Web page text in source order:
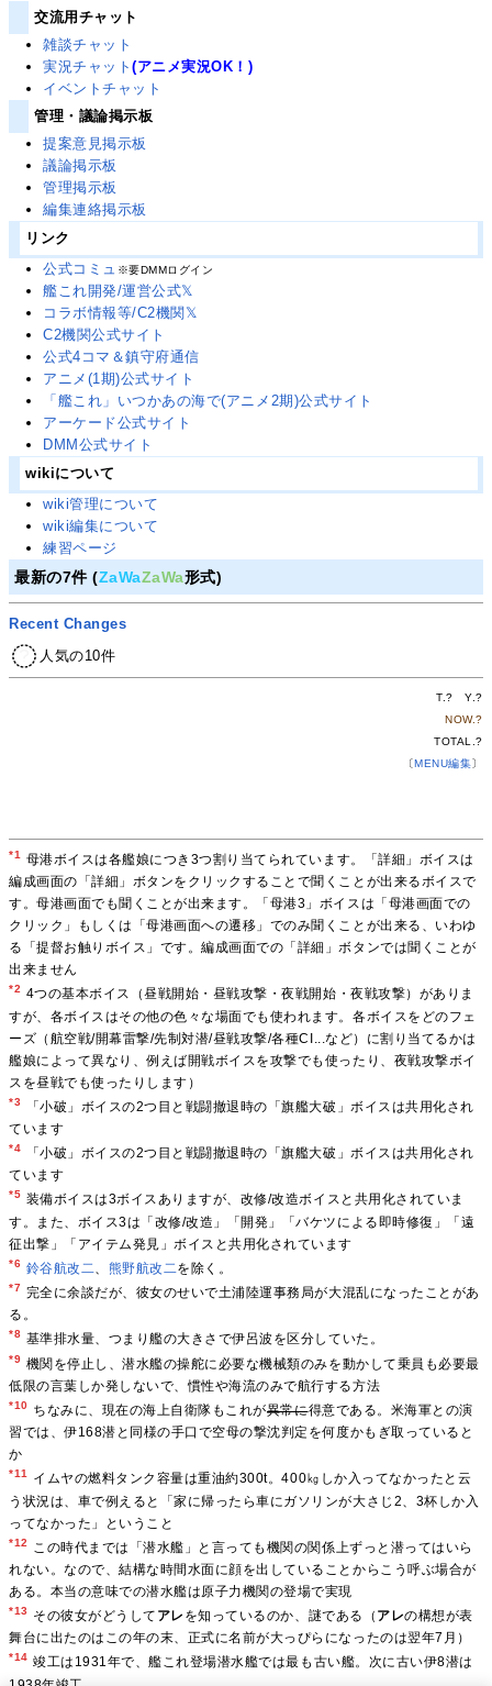
交流用チャット
雑談チャット
実況チャット(アニメ実況OK！)
イベントチャット
管理・議論掲示板
提案意見掲示板
議論掲示板
管理掲示板
編集連絡掲示板
リンク
公式コミュ ※要DMMログイン
艦これ開発/運営公式𝕏
コラボ情報等/C2機関𝕏
C2機関公式サイト
公式4コマ＆鎮守府通信
アニメ(1期)公式サイト
「艦これ」いつかあの海で(アニメ2期)公式サイト
アーケード公式サイト
DMM公式サイト
wikiについて
wiki管理について
wiki編集について
練習ページ
最新の7件 (ZaWaZaWa形式)
Recent Changes
人気の10件
T.? Y.?
NOW.?
TOTAL.?
〔MENU編集〕
*1
母港ボイスは各艦娘につき3つ割り当てられています。「詳細」ボイスは
編成画面の「詳細」ボタンをクリックすることで聞くことが出来るボイスで
す。母港画面でも聞くことが出来ます。「母港3」ボイスは「母港画面での
クリック」もしくは「母港画面への遷移」でのみ聞くことが出来る、いわゆ
る「提督お触りボイス」です。編成画面での「詳細」ボタンでは聞くことが
出来ません
*2 4つの基本ボイス（昼戦開始・昼戦攻撃・夜戦開始・夜戦攻撃）がありま
すが、各ボイスはその他の色々な場面でも使われます。各ボイスをどのフェ
ーズ（航空戦/開幕雷撃/先制対潜/昼戦攻撃/各種CI...など）に割り当てるかは
艦娘によって異なり、例えば開戦ボイスを攻撃でも使ったり、夜戦攻撃ボイ
スを昼戦でも使ったりします）
*3
「小破」ボイスの2つ目と戦闘撤退時の「旗艦大破」ボイスは共用化され
ています
*4
「小破」ボイスの2つ目と戦闘撤退時の「旗艦大破」ボイスは共用化され
ています
*5 装備ボイスは3ボイスありますが、改修/改造ボイスと共用化されていま
す。また、ボイス3は「改修/改造」「開発」「バケツによる即時修復」「遠
征出撃」「アイテム発見」ボイスと共用化されています
*6 鈴谷航改二 熊野航改二 を除く。
*7 完全に余談だが、彼女のせいで土浦陸運事務局が大混乱になったことがあ
る。
*8 基準排水量、つまり艦の大きさで伊呂波を区分していた。
*9 機関を停止し、潜水艦の操舵に必要な機械類のみを動かして乗員も必要最
低限の言葉しか発しないで、慣性や海流のみで航行する方法
*10 ちなみに、現在の海上自衛隊もこれが異常に得意である。米海軍との演
習では、伊168潜と同様の手口で空母の撃沈判定を何度かもぎ取っていると
か
*11 イムヤの燃料タンク容量は重油約300t。400㎏しか入ってなかったと云
う状況は、車で例えると「家に帰ったら車にガソリンが大さじ2、3杯しか入
ってなかった」ということ
*12
この時代までは「潜水艦」と言っても機関の関係上ずっと潜ってはいら
れない。なので、結構な時間水面に顔を出していることからこう呼ぶ場合が
ある。本当の意味での潜水艦は原子力機関の登場で実現
*13 その彼女がどうして アレ を知っているのか、謎である（ アレの構想が表
舞台に出たのはこの年の末、正式に名前が大っぴらになったのは翌年7月）
*14 竣工は1931年で、艦これ登場潜水艦では最も古い艦。次に古い伊8潜は